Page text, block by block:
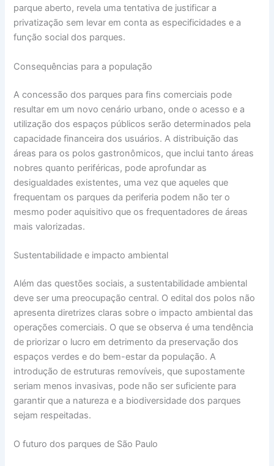
parque aberto, revela uma tentativa de justificar a
privatização sem levar em conta as especificidades e a
função social dos parques.
Consequências para a população
A concessão dos parques para fins comerciais pode
resultar em um novo cenário urbano, onde o acesso e a
utilização dos espaços públicos serão determinados pela
capacidade financeira dos usuários. A distribuição das
áreas para os polos gastronômicos, que inclui tanto áreas
nobres quanto periféricas, pode aprofundar as
desigualdades existentes, uma vez que aqueles que
frequentam os parques da periferia podem não ter o
mesmo poder aquisitivo que os frequentadores de áreas
mais valorizadas.
Sustentabilidade e impacto ambiental
Além das questões sociais, a sustentabilidade ambiental
deve ser uma preocupação central. O edital dos polos não
apresenta diretrizes claras sobre o impacto ambiental das
operações comerciais. O que se observa é uma tendência
de priorizar o lucro em detrimento da preservação dos
espaços verdes e do bem-estar da população. A
introdução de estruturas removíveis, que supostamente
seriam menos invasivas, pode não ser suficiente para
garantir que a natureza e a biodiversidade dos parques
sejam respeitadas.
O futuro dos parques de São Paulo